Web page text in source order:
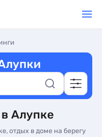
Алупке
отдых в доме на берегу